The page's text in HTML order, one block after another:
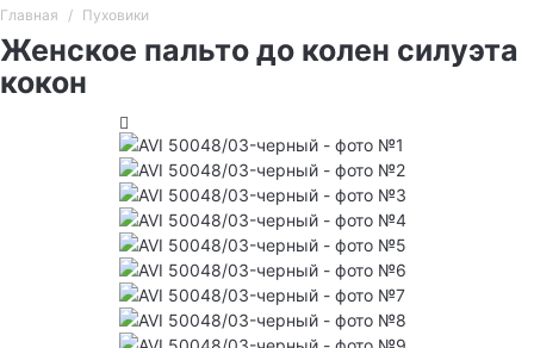
Главная Пуховики
Женское пальто до колен силуэта
кокон